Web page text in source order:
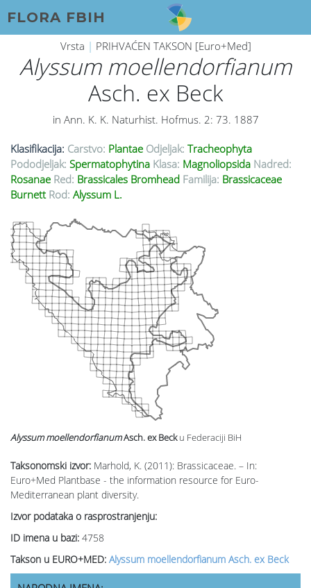
FLORA FBIH
Vrsta | PRIHVAĆEN TAKSON [Euro+Med]
Alyssum moellendorfianum
Asch. ex Beck
in Ann. K. K. Naturhist. Hofmus. 2: 73. 1887
Klasifikacija: Carstvo: Plantae Odjeljak: Tracheophyta
Pododjeljak: Spermatophytina Klasa: Magnoliopsida Nadred:
Rosanae Red: Brassicales Bromhead Familija: Brassicaceae
Burnett Rod: Alyssum L.
Taksonomski izvor: Marhold, K. (2011): Brassicaceae. – In:
Euro+Med Plantbase - the information resource for Euro-
Mediterranean plant diversity.
Izvor podataka o rasprostranjenju:
ID imena u bazi: 4758
Takson u EURO+MED: Alyssum moellendorfianum Asch. ex Beck
Alyssum moellendorfianumAsch. ex Beck u Federaciji BiH